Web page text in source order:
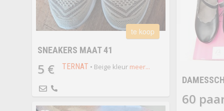
te koop
SNEAKERS MAAT 41
5 € TERNAT • Beige kleur meer...
60